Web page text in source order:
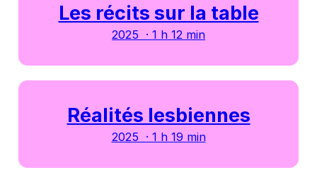
Les récits sur la table
2025 · 1 h 12 min
Réalités lesbiennes
2025 · 1 h 19 min